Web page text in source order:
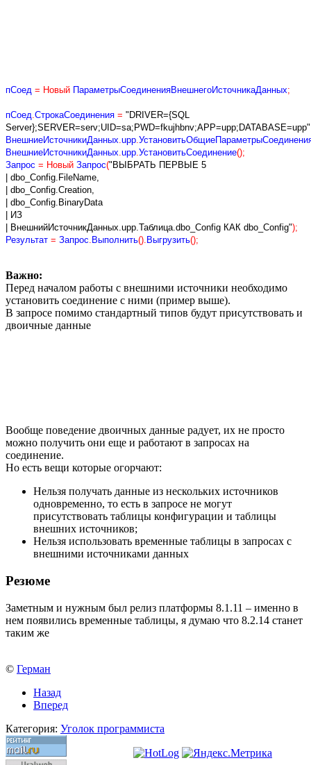
пСоед = Новый ПараметрыСоединенияВнешнегоИсточникаДанных;
пСоед.СтрокаСоединения = "DRIVER={SQL
Server};SERVER=serv;UID=sa;PWD=fkujhbnv;APP=upp;DATABASE=upp"
ВнешниеИсточникиДанных.upp.
ВнешниеИсточникиДанных.upp.УстановитьСоединение();
Запрос = Новый Запрос("ВЫБРАТЬ ПЕРВЫЕ 5
| dbo_Config.FileName,
| dbo_Config.Creation,
| dbo_Config.BinaryData
| ИЗ
| ВнешнийИсточникДанных.upp.Таблица.dbo_Config КАК dbo_Config");
Результат = Запрос. Выполнить(). Выгрузить();
Важно:
Перед началом работы с внешними источники необходимо
установить соединение с ними (пример выше).
В запросе помимо стандартный типов будут присутствовать и
двоичные данные
Вообще поведение двоичных данные радует, их не просто
можно получить они еще и работают в запросах на
соединение.
Но есть вещи которые огорчают:
Нельзя получать данные из нескольких источников
одновременно, то есть в запросе не могут
присутствовать таблицы конфигурации и таблицы
внешних источников;
Нельзя использовать временные таблицы в запросах с
внешними источниками данных
Резюме
Заметным и нужным был релиз платформы 8.1.11 – именно в
нем появились временные таблицы, я думаю что 8.2.14 станет
таким же
© Герман
Назад
Вперед
Категория: Уголок программиста